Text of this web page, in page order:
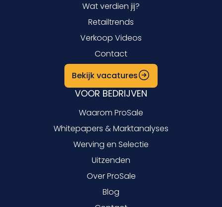
Wat verdien jij?
Retailtrends
Verkoop Videos
Contact
Bekijk vacatures
VOOR BEDRIJVEN
Waarom ProSale
Whitepapers & Marktanalyses
Werving en Selectie
Uitzenden
Over ProSale
Blog